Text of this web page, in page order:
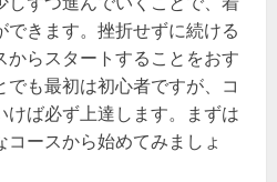
きます。挫折せずに続ける
からスタートすることをおす
も最初は初心者ですが、コ
けば必ず上達します。まずは
ースから始めてみましょ